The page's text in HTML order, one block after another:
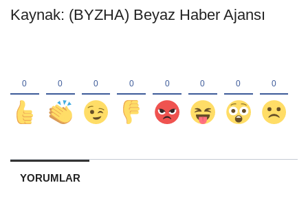
Kaynak: (BYZHA) Beyaz Haber Ajansı
YORUMLAR